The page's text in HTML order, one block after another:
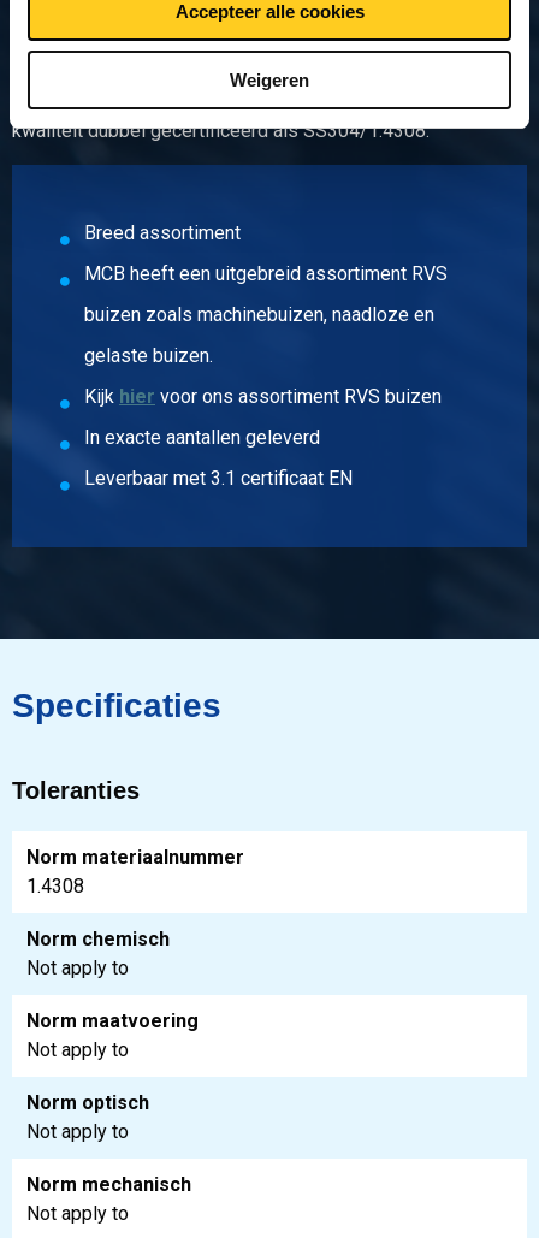
Accepteer alle cookies
Weigeren
verspaanbaar.Afhankelijk van de dikte en het lasproces is de
kwaliteit goed lasbaar. Bekende toepassingen zijn :
huishoudelijke apparaten, machines in de zuivel- en
foodindustrie, spoelbakken en aanrechtbladen. Vaak is deze
kwaliteit dubbel gecertificeerd als SS304/1.4308.
Breed assortiment
MCB heeft een uitgebreid assortiment RVS
buizen zoals machinebuizen, naadloze en
gelaste buizen.
Kijk hier voor ons assortiment RVS buizen
In exacte aantallen geleverd
Leverbaar met 3.1 certificaat EN
Specificaties
Toleranties
Norm materiaalnummer
1.4308
Norm chemisch
Not apply to
Norm maatvoering
Not apply to
Norm optisch
Not apply to
Norm mechanisch
Not apply to